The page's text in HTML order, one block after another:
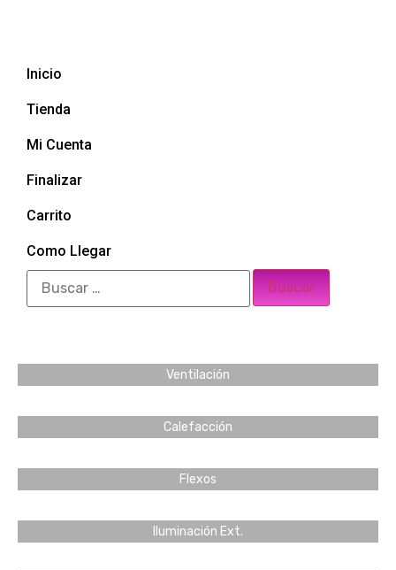
Inicio
Tienda
Mi Cuenta
Finalizar
Carrito
Como Llegar
Ventilación
Calefacción
Flexos
Iluminación Ext.